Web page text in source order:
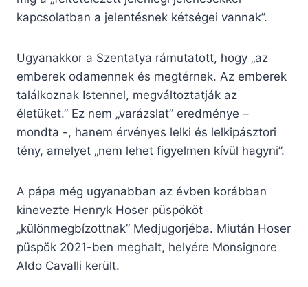
kapcsolatban a jelentésnek kétségei vannak”.
Ugyanakkor a Szentatya rámutatott, hogy „az
emberek odamennek és megtérnek. Az emberek
találkoznak Istennel, megváltoztatják az
életüket.” Ez nem „varázslat” eredménye –
mondta -, hanem érvényes lelki és lelkipásztori
tény, amelyet „nem lehet figyelmen kívül hagyni”.
A pápa még ugyanabban az évben korábban
kinevezte Henryk Hoser püspököt
„különmegbízottnak” Medjugorjéba. Miután Hoser
püspök 2021-ben meghalt, helyére Monsignore
Aldo Cavalli került.